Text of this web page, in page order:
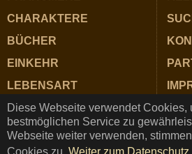
Diese Webseite verwendet Cookies,
bestmöglichen Service zu
Webseite weiter verwenden,
Cookies zu. Weiter zum Datenschutz
CHARAKTERE
BÜCHER
EINKEHR
LEBENSART
ZUTATEN